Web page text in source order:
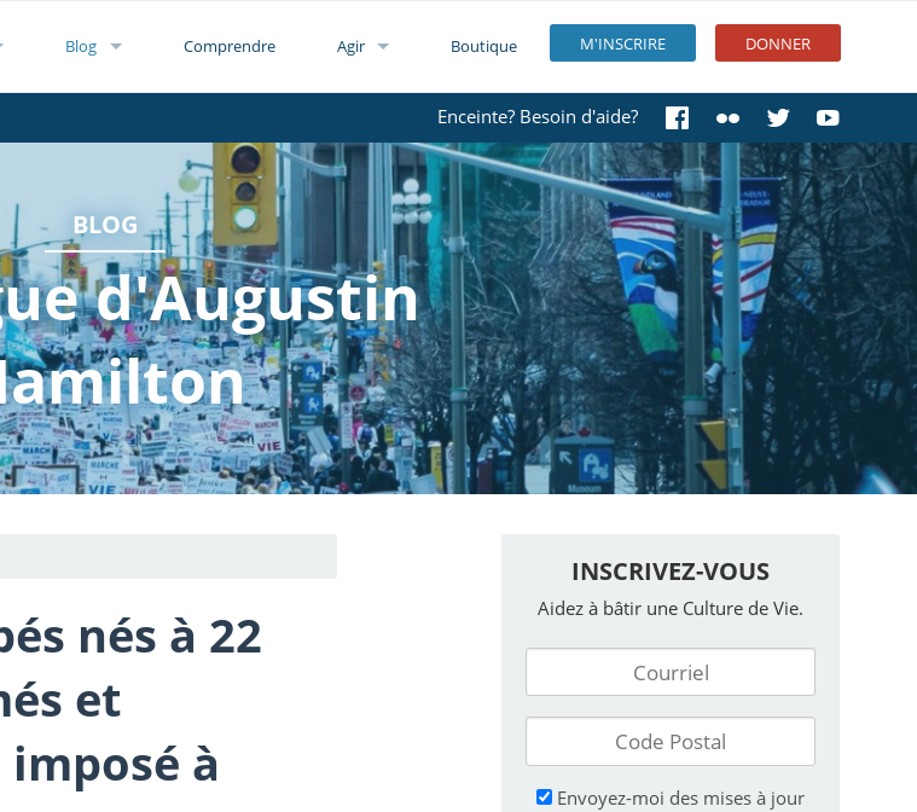
M'INSCRIRE DONNER
Blog Comprendre Agir Boutique
Enceinte? Besoin d'aide?
BLOG
d'Augustin
nés à 22
et
à
INSCRIVEZ-VOUS
Aidez à bâtir une Culture de Vie.
Envoyez-moi des mises à jour